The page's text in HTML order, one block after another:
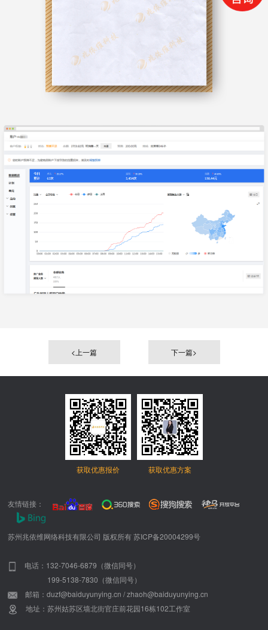
<上一篇 下一篇>
获取优惠报价 获取优惠方案
友情链接：
苏州兆依维网络科技有限公司 版权所有苏ICP备20004299号
电话：132-7046-6879（微信同号）
199-5138-7830（微信同号）
邮箱：duzf@baiduyunying.cn / zhaoh@baiduyunying.cn
地址：苏州姑苏区墙北街官庄前花园16栋102工作室